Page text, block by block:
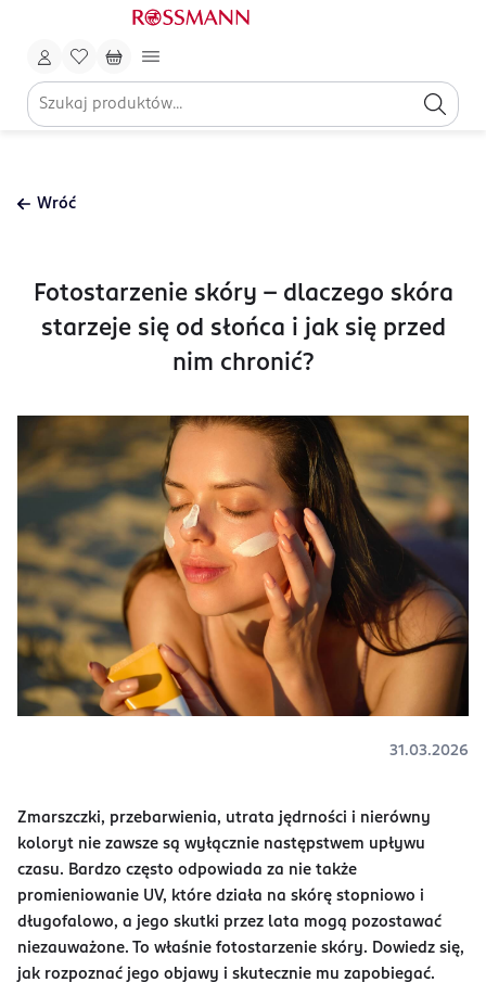
Wróć
Fotostarzenie skóry – dlaczego skóra
starzeje się od słońca i jak się przed
nim chronić?
31.03.2026
Zmarszczki, przebarwienia, utrata jędrności i nierówny
koloryt nie zawsze są wyłącznie następstwem upływu
czasu. Bardzo często odpowiada za nie także
promieniowanie UV, które działa na skórę stopniowo i
długofalowo, a jego skutki przez lata mogą pozostawać
niezauważone. To właśnie fotostarzenie skóry. Dowiedz się,
jak rozpoznać jego objawy i skutecznie mu zapobiegać.